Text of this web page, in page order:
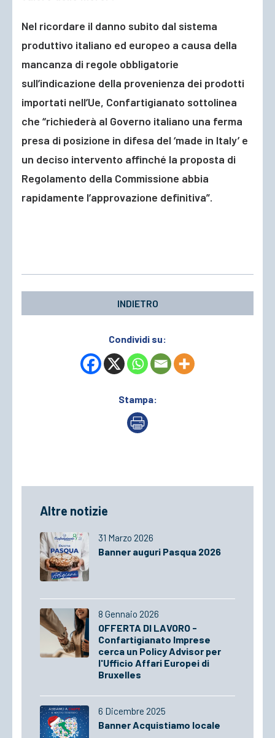
Nel ricordare il danno subito dal sistema
produttivo italiano ed europeo a causa della
mancanza di regole obbligatorie
sull’indicazione della provenienza dei prodotti
importati nell’Ue, Confartigianato sottolinea
che “richiederà al Governo italiano una ferma
presa di posizione in difesa del ‘made in Italy’ e
un deciso intervento affinché la proposta di
Regolamento della Commissione abbia
rapidamente l’approvazione definitiva”.
INDIETRO
Condividi su:
Stampa:
Altre notizie
31 Marzo 2026
Banner auguri Pasqua 2026
8 Gennaio 2026
OFFERTA DI LAVORO -
Confartigianato Imprese
cerca un Policy Advisor per
l'Ufficio Affari Europei di
Bruxelles
6 Dicembre 2025
Banner Acquistiamo locale